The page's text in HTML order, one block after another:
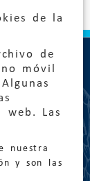
de la
de
móvil
web. Las
nuestra
y son las